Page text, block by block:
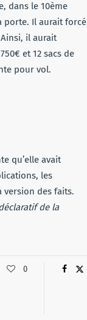
dans le 10ème
porte. Il aurait forcé
il aurait
et 12 sacs de
pour vol.
qu’elle avait
les
version des faits.
de la
0